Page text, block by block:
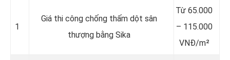
1
Giá thi công chống thấm dột sân
thượng bằng Sika
Từ 65.000
– 115.000
VNĐ/m²